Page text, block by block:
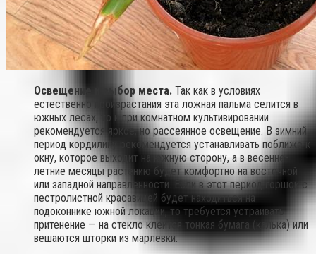
Освещение и выбор места. Так как в условиях
естественно произрастания эта ложная пальма селится в
южных лесах, то и при комнатном культивировании
рекомендуется яркое, но рассеянное освещение. В зимний
период кордилину рекомендуется устанавливать поближе к
окну, которое выходит на южную сторону, а в весенне-
летние месяцы растению будет комфортно на восточной
или западной направленности. Если в этот период горшок с
пестролистной красавицей будет находиться на
подоконнике южной локации, то требуется устраивать
притенение — на стекло клеится тонкая бумага (калька) или
вешаются шторки из марлевки.